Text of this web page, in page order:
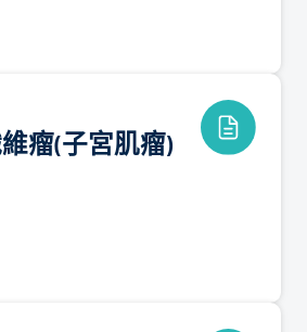
瘤(子宮肌瘤)